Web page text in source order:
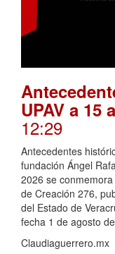
UPAV a 15
12:29
Antecedentes
fundación Ángel
2026 se
de Creación 276,
del Estado de
fecha 1 de agosto
Claudiaguerrero.mx